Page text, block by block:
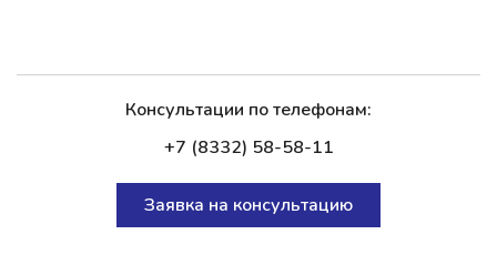
Консультации по телефонам:
+7 (8332) 58-58-11
Заявка на консультацию